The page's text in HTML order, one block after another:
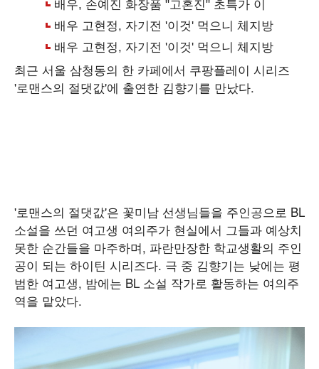
최근 서울 삼청동의 한 카페에서 쿠팡플레이 시리즈
'로맨스의 절댓값'에 출연한 김향기를 만났다.
'로맨스의 절댓값'은 꽃미남 선생님들을 주인공으로 BL
소설을 쓰던 여고생 여의주가 현실에서 그들과 예상치
못한 순간들을 마주하며, 파란만장한 학교생활의 주인
공이 되는 하이틴 시리즈다. 극 중 김향기는 낮에는 평
범한 여고생, 밤에는 BL 소설 작가로 활동하는 여의주
역을 맡았다.